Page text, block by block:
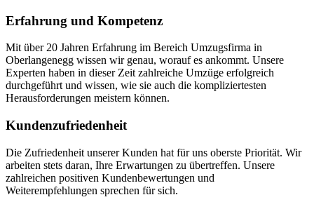
Erfahrung und Kompetenz
Mit über 20 Jahren Erfahrung im Bereich Umzugsfirma in
Oberlangenegg wissen wir genau, worauf es ankommt. Unsere
Experten haben in dieser Zeit zahlreiche Umzüge erfolgreich
durchgeführt und wissen, wie sie auch die kompliziertesten
Herausforderungen meistern können.
Kundenzufriedenheit
Die Zufriedenheit unserer Kunden hat für uns oberste Priorität. Wir
arbeiten stets daran, Ihre Erwartungen zu übertreffen. Unsere
zahlreichen positiven Kundenbewertungen und
Weiterempfehlungen sprechen für sich.